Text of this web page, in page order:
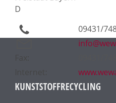
D
09431/
KUNSTSTOFFRECYCLING